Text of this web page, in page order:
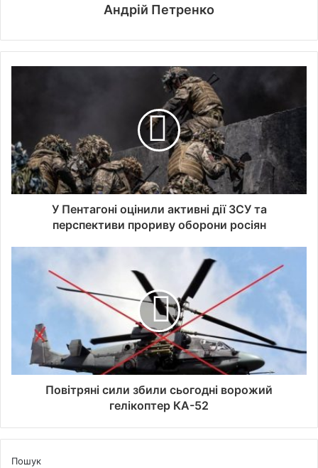
Андрій Петренко
У Пентагоні оцінили активні дії ЗСУ та
перспективи прориву оборони росіян
Повітряні сили збили сьогодні ворожий
гелікоптер КА-52
Пошук